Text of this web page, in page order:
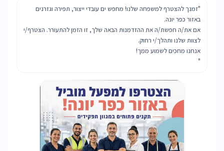
"זמנך להצטרף למשפחה שלנו! מחפש ים עובדי ייצור, תפירה וגזרנים
אם את/ה חפשת/ה את ההזדמנות הבאה שלך, זו הזמן להתעורר. הצטרף/י
"